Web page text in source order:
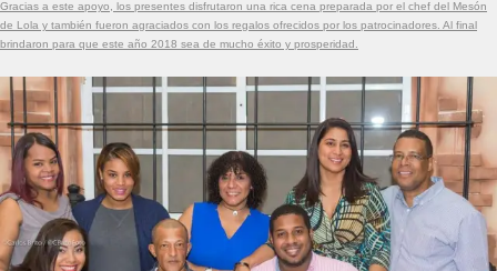
Gracias a este apoyo, los presentes disfrutaron una rica cena preparada por el chef del Mesón
de Lola y también fueron agraciados con los regalos ofrecidos por los patrocinadores. Al final
brindaron para que este año 2018 sea de mucho éxito y prosperidad.